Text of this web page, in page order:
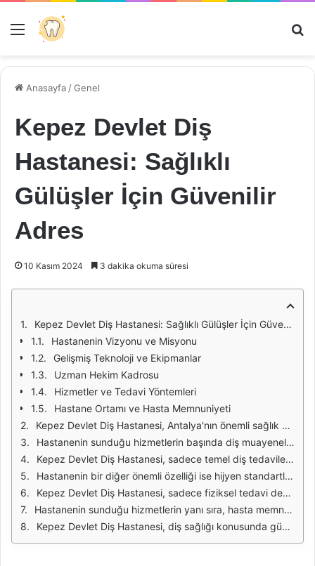
Menü
Anasayfa /Genel
Kepez Devlet Diş
Hastanesi: Sağlıklı
Gülüşler İçin Güvenilir
Adres
10 Kasım 2024 3 dakika okuma süresi
Kepez Devlet Diş Hastanesi: Sağlıklı Gülüşler İçin Güvenilir Adres
Hastanenin Vizyonu ve Misyonu
Gelişmiş Teknoloji ve Ekipmanlar
Uzman Hekim Kadrosu
Hizmetler ve Tedavi Yöntemleri
Hastane Ortamı ve Hasta Memnuniyeti
Kepez Devlet Diş Hastanesi, Antalya'nın önemli sağlık kuruluşlarından biridir. Diş sağlığı alanında sunduğu hizmetlerle, bölgedeki hastaların güvenilir bir adres bulmasını sağlamaktadır. Hastane, modern teknolojilerle donatılmış kliniği ve uzman diş hekimleri ile hizmet vermektedir. Ağız ve diş sağlığı ile ilgili çeşitli tedavi yöntemleri sunarak, hastaların sağlıklı gülüşlere kavuşmalarını hedeflemektedir.
Hastanenin sunduğu hizmetlerin başında diş muayeneleri ve diş temizliği gelmektedir. Bu hizmetler, hastaların ağız sağlığını korumalarına ve olası sorunların erken tespit edilmesine yardımcı olmaktadır. Ayrıca, dolgu, kanal tedavisi ve diş çekimi gibi temel tedavi yöntemleri de hastanenin sunduğu hizmetler arasında yer alır. Kepez Devlet Diş Hastanesi, her yaştan bireye yönelik tedavi seçenekleri sunarak, ailenizin her bireyinin diş sağlığını gözetmektedir.
Kepez Devlet Diş Hastanesi, sadece temel diş tedavileri ile sınırlı kalmayıp, estetik diş hekimliği alanında da çeşitli hizmetler sunmaktadır. Diş whitening uygulamaları, porselen lamina ve implant tedavileri gibi estetik çözümler, hastaların daha güzel bir gülüşe sahip olmaları için tercih edilebilir. Bu tedaviler, hem işlevsel hem de estetik açıdan hastaların memnuniyetini artırmayı amaçlamaktadır.
Hastanenin bir diğer önemli özelliği ise hijyen standartlarına olan bağlılığıdır. Tüm tedavi süreçlerinde, enfeksiyon kontrol protokolleri titizlikle uygulanmaktadır. Kullanılan malzemeler ve ekipmanlar, uluslararası standartlara uygun olarak sterilize edilmekte ve hastaların güvenliği en üst düzeyde sağlanmaktadır. Bu sayede, hastalar kendilerini güvende hissederek tedavi süreçlerine katılabilmektedir.
Kepez Devlet Diş Hastanesi, sadece fiziksel tedavi değil, aynı zamanda hastaların eğitimine de önem vermektedir. Diş sağlığı hakkında bilgilendirme seminerleri düzenleyerek, bireylerin ağız ve diş sağlığı konusundaki farkındalığını artırmayı hedeflemektedir. Bu sayede, hastalar yalnızca tedavi edilmekle kalmayıp, sağlıklı bir ağız ve diş yapısının korunması için gereken bilgilere de sahip olmaktadırlar.
Hastanenin sunduğu hizmetlerin yanı sıra, hasta memnuniyetine de büyük önem verilmektedir. Hastane, uzman kadrosu ile birlikte hastaların ihtiyaçlarına ve taleplerine duyarlı bir yaklaşım sergilemektedir. Randevu sisteminin etkin kullanımı, bekleme sürelerinin minimize edilmesi ve profesyonel hizmet anlayışı ile hastalar, her zaman en iyi hizmeti almaktadır.
Kepez Devlet Diş Hastanesi, diş sağlığı konusunda güvenilir bir adres olmanın yanı sıra, hastaların sağlıklı gülüşlere ulaşmasını sağlayan bir kurumdur. Gelişmiş tedavi yöntemleri, hijyen standartları ve hasta odaklı yaklaşımı ile, bölgedeki diş sağlığı hizmetlerinin öncüsü konumundadır. Sağlıklı bir gülüş için Kepez Devlet Diş Hastanesi, her zaman doğru tercih olacaktır.